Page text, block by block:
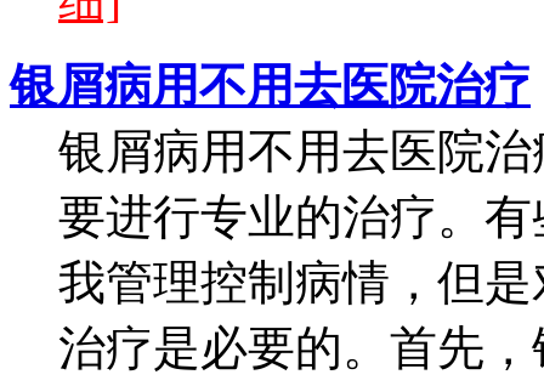
银屑病用不用去医院治疗
银屑病用不用去医院
要进行专业的治疗。
我管理控制病情，但
治疗是必要的。首先